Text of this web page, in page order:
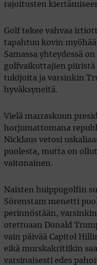
rajoitusten
Golf tekee vahvaa
tapahtuu kovin
Samassa yhteydessä
golfvaikuttajien piiristä
tukijoita ja varsinkin
hyväksyneitä.
Vielä marraskuun
horjumattomana
Nicklaus vetosi
puolesta, mutta on
vaitonainen.
Naisten huippugolfin
Sörenstam menetti
perinnöstään,
otettuaan Donald
vain päivää Capitol
eikä murskakritiikin
varsinaisesti edes